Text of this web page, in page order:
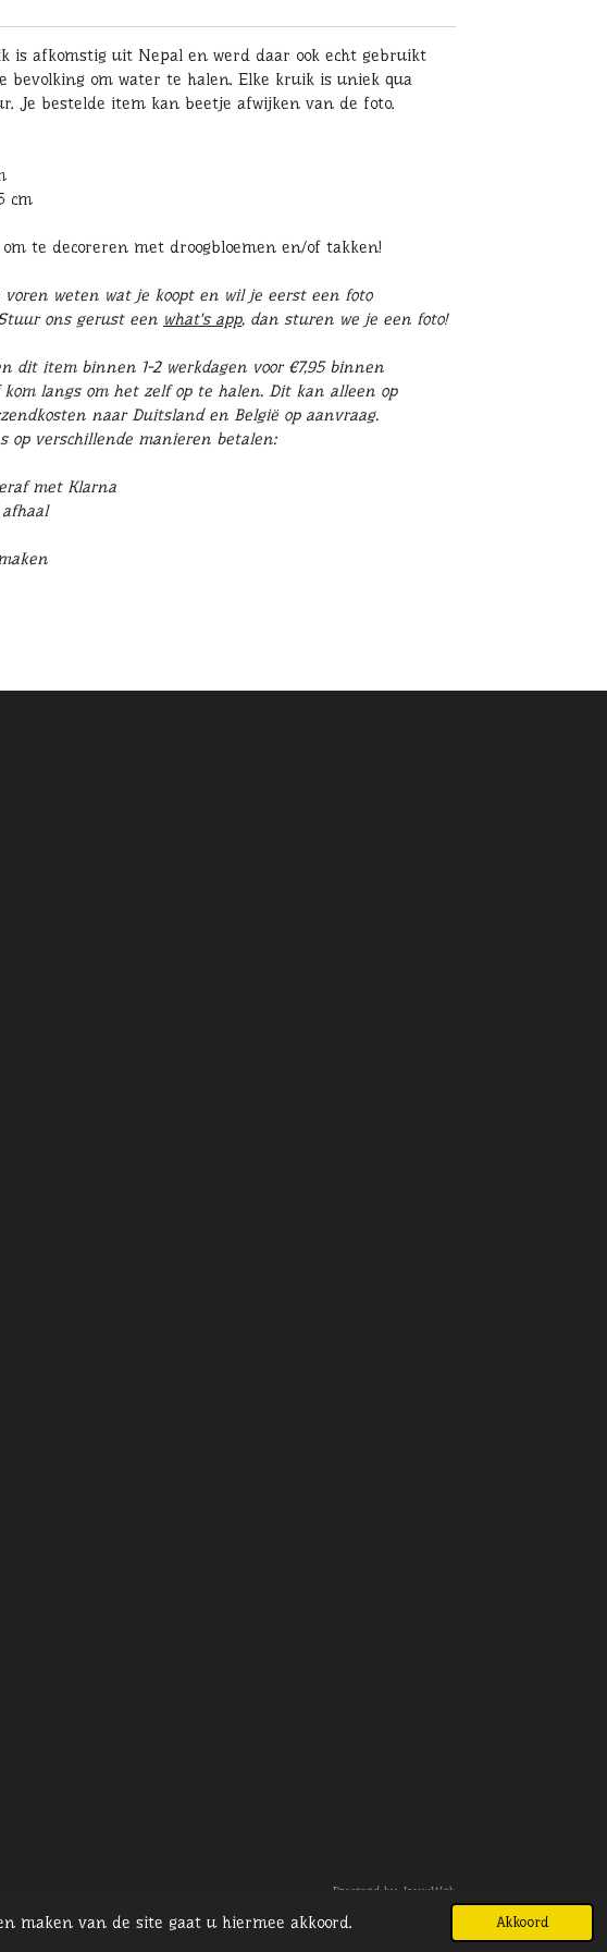
maken van de site gaat u hiermee akkoord. Akkoord
is afkomstig uit Nepal en werd daar ook echt gebruikt
bevolking om water te halen. Elke kruik is uniek qua
Je bestelde item kan beetje afwijken van de foto.
cm
te decoreren met droogbloemen en/of takken!
weten wat je koopt en wil je eerst een foto
ons gerust een what's app, dan sturen we je een foto!
dit item binnen 1-2 werkdagen voor €7,95 binnen
kom langs om het zelf op te halen. Dit kan alleen op
naar Duitsland en België op aanvraag.
op verschillende manieren betalen:
met Klarna
Powered by JouwWeb